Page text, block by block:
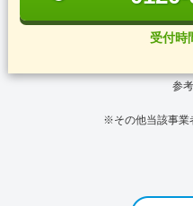
受付時
参
※その他当該事業